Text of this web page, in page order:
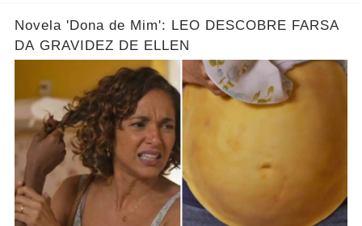
Novela 'Dona de Mim': LEO DESCOBRE FARSA
DA GRAVIDEZ DE ELLEN